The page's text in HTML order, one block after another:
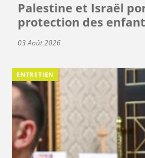
Palestine et Israël
protection des
03 Août 2026
ENTRETIEN